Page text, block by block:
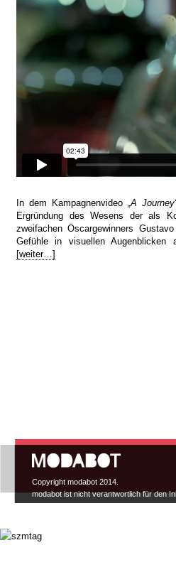
In dem Kampagnenvideo„A
Ergründung des Wesens der als
zweifachen Oscargewinners
Gefühle in visuellen Augenblicken
[weiter…]
Hauptmenü
Copyright modabot 2014.
modabot ist nicht verantwortlich für den